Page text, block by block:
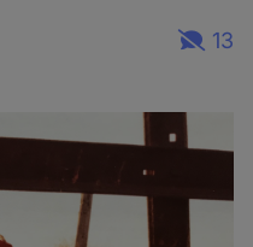
13